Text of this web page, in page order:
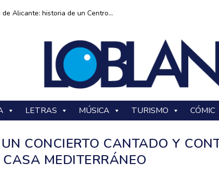
Alicante: historia de un Centro...
LETRAS MÚSICA TURISMO CÓMIC
CONCIERTO CANTADO Y
CASA MEDITERRÁNEO